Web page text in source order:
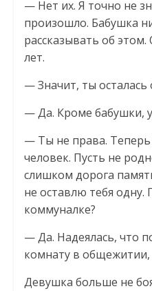
— Нет их. Я точно не
произошло. Бабушка
рассказывать об
лет.
— Значит, ты осталась
— Да. Кроме бабушки,
— Ты не права. Теперь
человек. Пусть не
слишком дорога
не оставлю тебя одну.
коммуналке?
— Да. Надеялась, что
комнату в общежитии,
Девушка больше не